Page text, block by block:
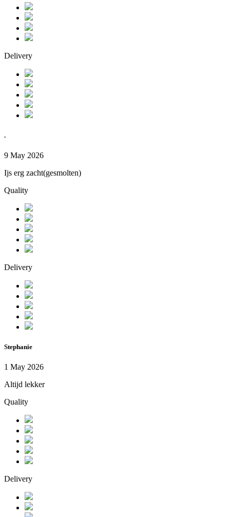
Delivery
.
9 May 2026
Ijs erg zacht(gesmolten)
Quality
Delivery
Stephanie
1 May 2026
Altijd lekker
Quality
Delivery